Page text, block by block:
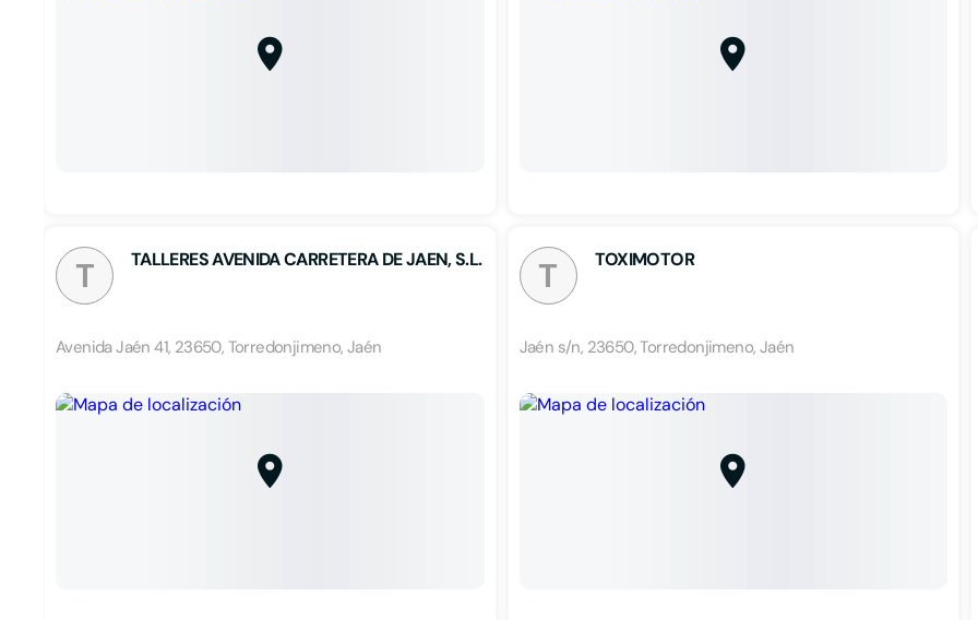
T TALLERES AVENIDA CARRETERA DE JAEN, S.L.
Avenida Jaén 41, 23650, Torredonjimeno, Jaén
T TOXIMOTOR
Jaén s/n, 23650, Torredonjimeno, Jaén